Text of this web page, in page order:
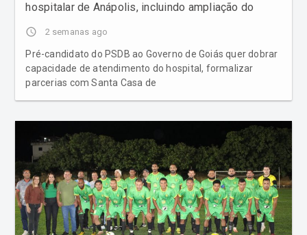
hospitalar de Anápolis, incluindo ampliação do
access_time 2 semanas ago
Pré-candidato do PSDB ao Governo de Goiás quer dobrar
capacidade de atendimento do hospital, formalizar
parcerias com Santa Casa de